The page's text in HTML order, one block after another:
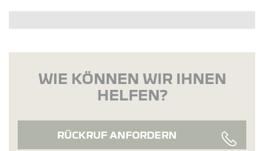
WIE KÖNNEN WIR IHNEN
HELFEN?
RÜCKRUF ANFORDERN